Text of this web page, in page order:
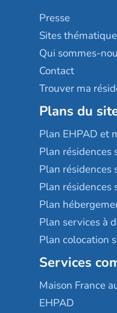
Sérénys
Résidences
Presse
Sites
Qui sommes-
Contact
Trouver ma
Plans du
Plan EHPAD et
Plan résidences
Plan résidences
Plan résidences
Plan
Plan services à
Plan colocation
Services
Maison France
EHPAD